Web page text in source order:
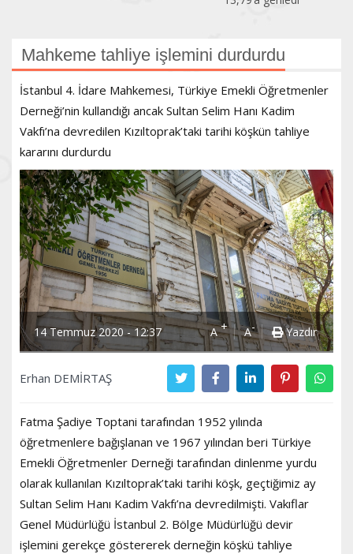
Mahkeme tahliye işlemini durdurdu
İstanbul 4. İdare Mahkemesi, Türkiye Emekli Öğretmenler
Derneği’nin kullandığı ancak Sultan Selim Hanı Kadim
Vakfı’na devredilen Kızıltoprak’taki tarihi köşkün tahliye
kararını durdurdu
14 Temmuz 2020 - 12:37 A+ A- Yazdır
Erhan DEMİRTAŞ
Fatma Şadiye Toptani tarafından 1952 yılında
öğretmenlere bağışlanan ve 1967 yılından beri Türkiye
Emekli Öğretmenler Derneği tarafından dinlenme yurdu
olarak kullanılan Kızıltoprak’taki tarihi köşk, geçtiğimiz ay
Sultan Selim Hanı Kadim Vakfı’na devredilmişti. Vakıflar
Genel Müdürlüğü İstanbul 2. Bölge Müdürlüğü devir
işlemini gerekçe göstererek derneğin köşkü tahliye